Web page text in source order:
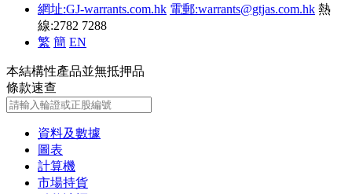
網址:GJ-warrants.com.hk 電郵:warrants@gtjas.com.hk 熱
線:2782 7288
繁 簡 EN
本結構性產品並無抵押品
條款速查
資料及數據
圖表
計算機
市場持貨